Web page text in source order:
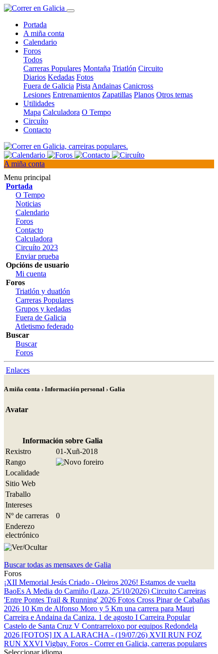
Portada
A miña conta
Calendario
Foros
Todos
Carreras Populares Montaña Triatlón Circuito
Diarios Kedadas Fotos
Fuera de Galicia Pista Andainas Canicross
Lesiones Entrenamientos Zapatillas Planos Otros temas
Utilidades
Mapa Calculadora O Tempo
Circuíto
Contacto
A miña conta
Menu principal
Portada
O Tempo
Noticias
Calendario
Foros
Contacto
Calculadora
Circuíto 2023
Enviar prueba
Opcións de usuario
Mi cuenta
Foros
Triatlón y duatlón
Carreras Populares
Grupos y kedadas
Fuera de Galicia
Atletismo federado
Buscar
Buscar
Foros
Enlaces
A miña conta › Información personal › Galia
Avatar
Información sobre Galia
Rexistro
01-Xuñ-2018
Rango
Localidade
Sitio Web
Traballo
Intereses
Nº de carreras
0
Enderezo
electrónico
Buscar todas as mensaxes de Galia
Foros
¡XII Memorial Jesús Criado - Oleiros 2026! Estamos de vuelta
BaoEs A Media do Camiño (Laza, 25/10/2026) Circuito Carreiras
'Entre Pontes Trail & Running' 2026 Fotos Cross Pinar de Cabañas
2026 10 Km de Alfonso Moro y 5 Km una carrera para Mauri
Carreira e Andaina da Caniza. 1 de agosto I Carreira Popular
Castelo de Santa Cruz V Contrarreloxo por equipos Redondela
2026 [FOTOS] IX A LARACHA - (19/07/26) XVII RUN FOZ
RUN XXVI Vigbay. Foros - Correr en Galicia, carreras populares